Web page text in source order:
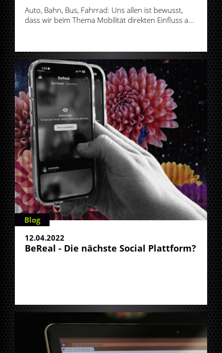
Auto, Bahn, Bus, Fahrrad: Uns allen ist bewusst,
dass wir beim Thema Mobilität direkten Einfluss a...
Blog
12.04.2022
BeReal - Die nächste Social Plattform?